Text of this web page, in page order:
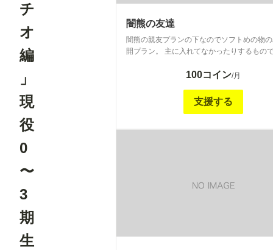
チ
オ
編
」
現
役
0
〜
3
期
生
闇熊の友達
闇熊の親友プランの下なのでソフトめの物
開プラン。 主に入れてなかったりするもの
100コイン/月
支援する